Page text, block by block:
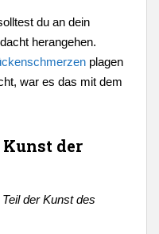
du an dein
herangehen.
plagen
war es das mit dem
der
der Kunst des